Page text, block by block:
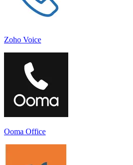
Zoho Voice
Ooma Office